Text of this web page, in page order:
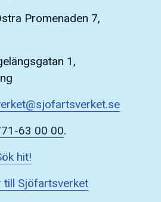
Promenaden 7,
1,
63 00 00.
hit!
till Sjöfartsverket